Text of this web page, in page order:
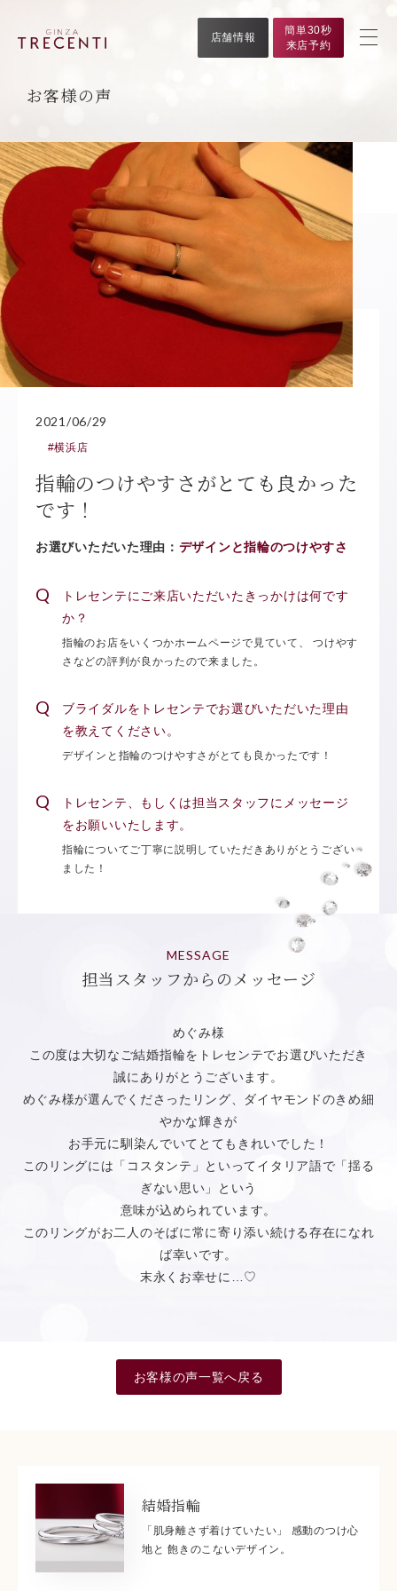
店舗情報
簡単30秒
来店予約
お客様の声
2021/06/29
#横浜店
指輪のつけやすさがとても良かった
です！
お選びいただいた理由： デザインと指輪のつけやすさ
トレセンテにご来店いただいたきっかけは何です
か？
指輪のお店をいくつかホームページで見ていて、 つけやす
さなどの評判が良かったので来ました。
ブライダルをトレセンテでお選びいただいた理由
を教えてください。
デザインと指輪のつけやすさがとても良かったです！
トレセンテ、もしくは担当スタッフにメッセージ
をお願いいたします。
指輪についてご丁寧に説明していただきありがとうござい
ました！
MESSAGE
担当スタッフからのメッセージ
めぐみ様
この度は大切なご結婚指輪をトレセンテでお選びいただき
誠にありがとうございます。
めぐみ様が選んでくださったリング、ダイヤモンドのきめ細
やかな輝きが
お手元に馴染んでいてとてもきれいでした！
このリングには「コスタンテ」といってイタリア語で「揺る
ぎない思い」という
意味が込められています。
このリングがお二人のそばに常に寄り添い続ける存在になれ
ば幸いです。
末永くお幸せに…♡
お客様の声一覧へ戻る
結婚指輪
「肌身離さず着けていたい」 感動のつけ心
地と 飽きのこないデザイン。